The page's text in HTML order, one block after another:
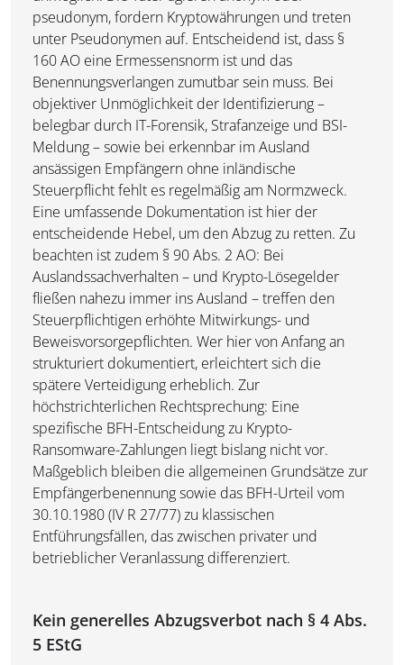
pseudonym, fordern Kryptowährungen und treten
unter Pseudonymen auf. Entscheidend ist, dass §
160 AO eine Ermessensnorm ist und das
Benennungsverlangen zumutbar sein muss. Bei
objektiver Unmöglichkeit der Identifizierung –
belegbar durch IT-Forensik, Strafanzeige und BSI-
Meldung – sowie bei erkennbar im Ausland
ansässigen Empfängern ohne inländische
Steuerpflicht fehlt es regelmäßig am Normzweck.
Eine umfassende Dokumentation ist hier der
entscheidende Hebel, um den Abzug zu retten. Zu
beachten ist zudem § 90 Abs. 2 AO: Bei
Auslandssachverhalten – und Krypto-Lösegelder
fließen nahezu immer ins Ausland – treffen den
Steuerpflichtigen erhöhte Mitwirkungs- und
Beweisvorsorgepflichten. Wer hier von Anfang an
strukturiert dokumentiert, erleichtert sich die
spätere Verteidigung erheblich. Zur
höchstrichterlichen Rechtsprechung: Eine
spezifische BFH-Entscheidung zu Krypto-
Ransomware-Zahlungen liegt bislang nicht vor.
Maßgeblich bleiben die allgemeinen Grundsätze zur
Empfängerbenennung sowie das BFH-Urteil vom
30.10.1980 (IV R 27/77) zu klassischen
Entführungsfällen, das zwischen privater und
betrieblicher Veranlassung differenziert.
Kein generelles Abzugsverbot nach § 4 Abs.
5 EStG